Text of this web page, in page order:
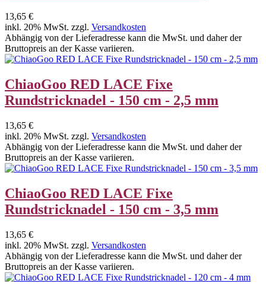
13,65 €
inkl. 20% MwSt. zzgl. Versandkosten
Abhängig von der Lieferadresse kann die MwSt. und daher der
Bruttopreis an der Kasse variieren.
ChiaoGoo RED LACE Fixe
Rundstricknadel - 150 cm - 2,5 mm
13,65 €
inkl. 20% MwSt. zzgl. Versandkosten
Abhängig von der Lieferadresse kann die MwSt. und daher der
Bruttopreis an der Kasse variieren.
ChiaoGoo RED LACE Fixe
Rundstricknadel - 150 cm - 3,5 mm
13,65 €
inkl. 20% MwSt. zzgl. Versandkosten
Abhängig von der Lieferadresse kann die MwSt. und daher der
Bruttopreis an der Kasse variieren.